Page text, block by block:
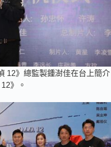
12》總監製鍾澍佳在台上簡介
12》。